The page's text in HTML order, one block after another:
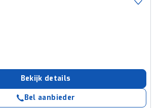
Bekijk details
Bel aanbieder